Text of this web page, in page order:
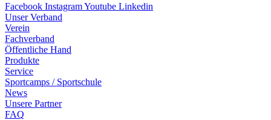
Facebook InstagramYoutube Linkedin
Unser Verband
Verein
Fach­ver­band
Öffent­li­che Hand
Produkte
Service
Sport­camps / Sportschule
News
Unsere Part­ner
FAQ